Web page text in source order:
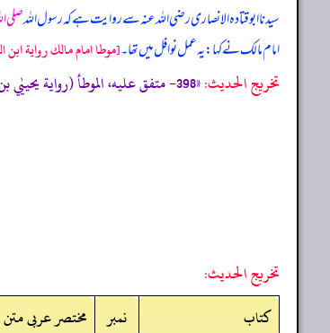
سیدنا ابوقتادہ الانصاری رضی اللہ عنہ سے روایت ہے کہ رسول اللہصلی
امام مالک نے کہا: یہ عمل نوافل میں تھا۔[موطا امام مالك رواية ابن
تخریج الحدیث:«398- متفق عليه، الموطأ (رواية يحييٰي بن يحييٰي 170/1 ح 411، ك 9 ب 24 ح 81) التمهيد 93/20، الاستذكار: 381، و أخرجه البخاري (516) ومسلم (543) من حديث مالك به.»
تخريج الحديث:
کتاب
نمبر
مختصر عربی متن